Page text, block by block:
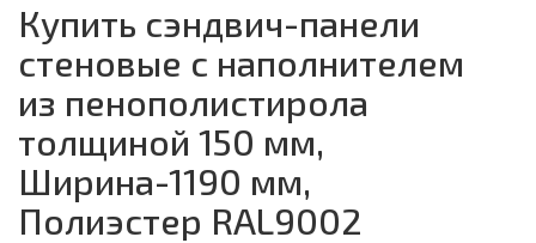
Купить сэндвич-панели
стеновые с наполнителем
из пенополистирола
толщиной 150 мм,
Ширина-1190 мм,
Полиэстер RAL9002